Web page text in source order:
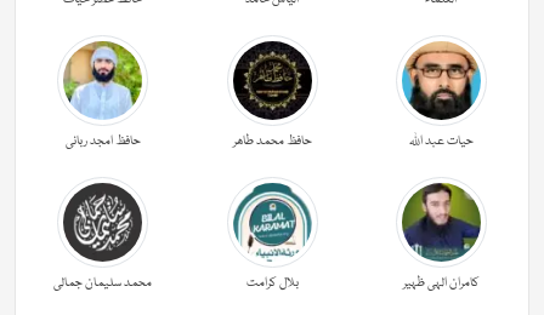
حیات عبد اللہ حافظ محمد طاھر حافظ امجد ربانی
کامران الہی ظہیر بلال کرامت محمد سلیمان جمالی